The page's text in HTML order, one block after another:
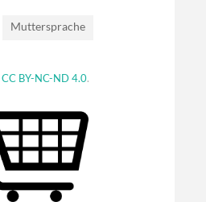
Muttersprache
CC BY-NC-ND 4.0.